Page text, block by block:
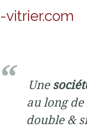
Une
au long
double &